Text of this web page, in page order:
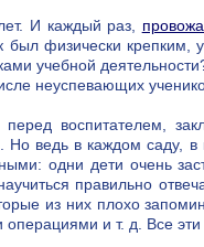
И каждый раз,
физически крепким,
учебной
неуспевающих
воспитателем,
ведь в каждом саду,
одни дети очень
правильно
из них плохо
и т. д. Все